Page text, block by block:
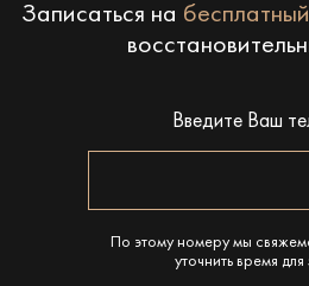
Записаться на бесплатный
Введите Ваш
По этому номеру мы
уточнить время